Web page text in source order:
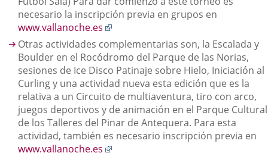
necesario la inscripción previa en grupos en
www.vallanoche.es
a
una
aplicación
externa.
Otras actividades complementarias son, la Escalada y
Boulder en el Rocódromo del Parque de las Norias,
sesiones de Ice Disco Patinaje sobre Hielo, Iniciación al
Curling y una actividad nueva esta edición que es la
relativa a un Circuito de multiaventura, tiro con arco,
juegos deportivos y de animación en el Parque Cultural
de los Talleres del Pinar de Antequera. Para esta
actividad, también es necesario inscripción previa en
www.vallanoche.es